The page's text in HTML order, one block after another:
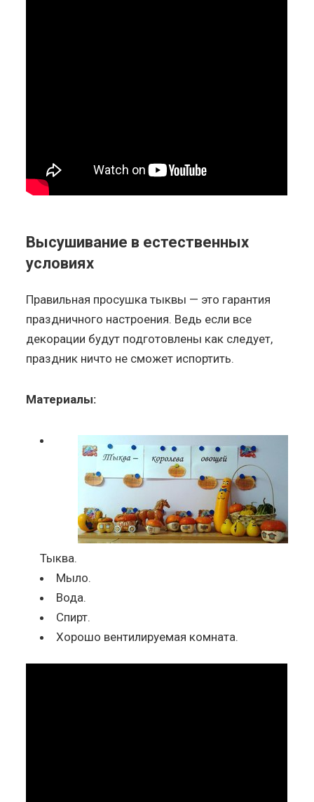
Высушивание в естественных
условиях
Правильная просушка тыквы — это гарантия
праздничного настроения. Ведь если все
декорации будут подготовлены как следует,
праздник ничто не сможет испортить.
Материалы:
Тыква.
Мыло.
Вода.
Спирт.
Хорошо вентилируемая комната.